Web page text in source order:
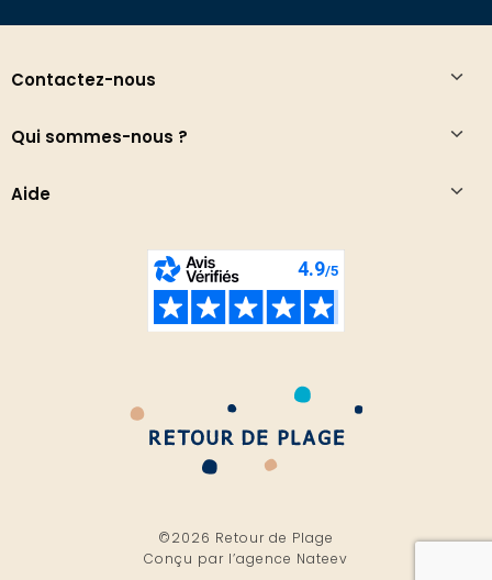
Contactez-nous
Qui sommes-nous ?
Aide
©2026 Retour de Plage
Conçu par l’agence Nateev